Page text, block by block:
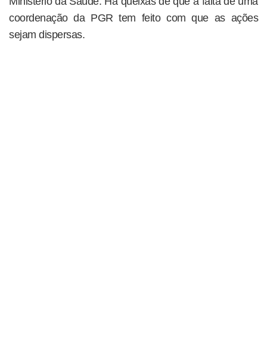
coordenação da PGR tem feito com que as ações
sejam dispersas.